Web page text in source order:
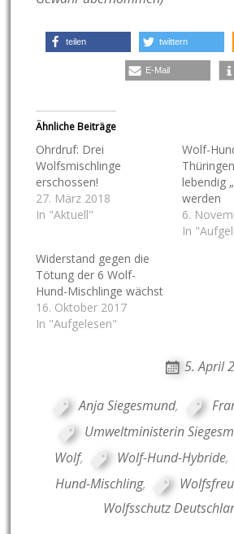
teilen twittern
E-Mail
Ähnliche Beiträge
Ohrdruf: Drei
Wolfsmischlinge
erschossen!
27. März 2018
In "Aktuell"
Wolf-
lebendig
werden
6.
In
Widerstand gegen die
Tötung der 6 Wolf-
Hund-Mischlinge wächst
16. Oktober 2017
In "Aufgelesen"
5. April
Anja Siegesmund,
Umweltministerin
Wolf, Wolf-Hund-Hybride,
Hund-Mischling,
Wolfsschutz